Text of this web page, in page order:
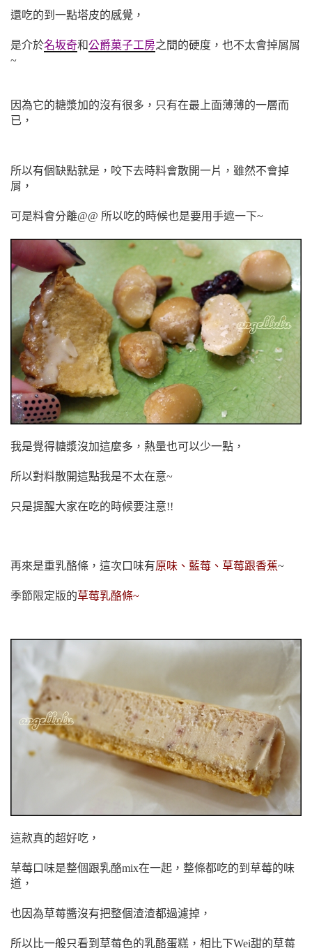
還吃的到一點塔皮的感覺，
是介於名坂奇和公爵菓子工房之間的硬度，也不太會掉屑屑
~
因為它的糖漿加的沒有很多，只有在最上面薄薄的一層而
已，
所以有個缺點就是，咬下去時料會散開一片，雖然不會掉
屑，
可是料會分離@@ 所以吃的時候也是要用手遮一下~
我是覺得糖漿沒加這麼多，熱量也可以少一點，
所以對料散開這點我是不太在意~
只是提醒大家在吃的時候要注意!!
再來是重乳酪條，這次口味有原味、藍莓、草莓跟香蕉~
季節限定版的草莓乳酪條~
這款真的超好吃，
草莓口味是整個跟乳酪mix在一起， 整條都吃的到草莓的味
道，
也因為草莓醬沒有把整個渣渣都過濾掉，
所以比一般只看到草莓色的乳酪蛋糕，相比下Wei甜的草莓